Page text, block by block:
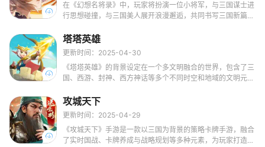
在《幻想名将录》中，玩家将扮演一位小将军，与三国谋士进
行思想碰撞，与三国美人展开浪漫邂逅，共同书写三国新篇
步提升自己的战斗力，成为最后的胜利者。游戏采用回合制的
玩法，玩家通过抽取武将卡牌来组合最强大的阵容，同时升级
武将的等级以提升其属性，使武将更加强大。
塔塔英雄
更新时间：2025-04-30
《塔塔英雄》的背景设定在一个多文明融合的世界，包含了三
国、西游、封神、西方神话等多个不同时空和地域的文明元
的危机，最后的资源被压缩在了一个复杂的程序之中，称为
“盘古计划”。当宇宙中能量再次充盈，适合生命生存之时，盘
古将会苏醒，重启文明时代。魔界大军蠢蠢欲动，妄图入侵人
类世界。为了守护人类世界的和平，玩家将扮演被命运选中的
指挥官，召唤来自异界的英雄共同作战。
攻城天下
更新时间：2025-04-29
《攻城天下》手游是一款以三国为背景的策略卡牌手游，融合
了实时国战、卡牌养成与战略规划等多种元素，为玩家打造了